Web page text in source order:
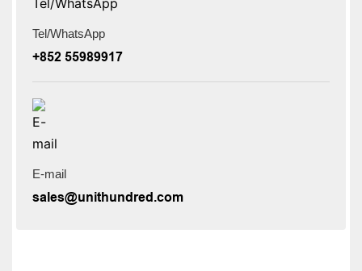
Tel/WhatsApp
+852 55989917
E-mail
sales@unithundred.com